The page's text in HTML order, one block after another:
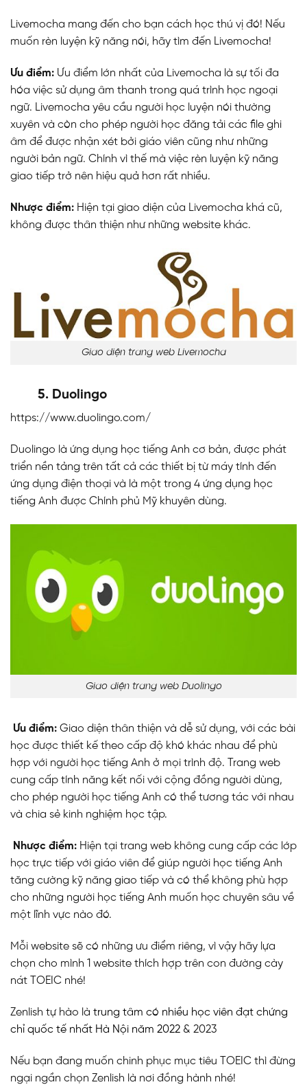
Livemocha mang đến cho bạn cách học thú vị đó! Nếu
muốn rèn luyện kỹ năng nói, hãy tìm đến Livemocha!
Ưu điểm: Ưu điểm lớn nhất của Livemocha là sự tối đa
hóa việc sử dụng âm thanh trong quá trình học ngoại
ngữ. Livemocha yêu cầu người học luyện nói thường
xuyên và còn cho phép người học đăng tải các file ghi
âm để được nhận xét bởi giáo viên cũng như những
người bản ngữ. Chính vì thế mà việc rèn luyện kỹ năng
giao tiếp trở nên hiệu quả hơn rất nhiều.
Nhược điểm: Hiện tại giao diện của Livemocha khá cũ,
không được thân thiện như những website khác.
Giao diện trang web Livemocha
5. Duolingo
https://www.duolingo.com/
Duolingo là ứng dụng học tiếng Anh cơ bản, được phát
triển nền tảng trên tất cả các thiết bị từ máy tính đến
ứng dụng điện thoại và là một trong 4 ứng dụng học
tiếng Anh được Chính phủ Mỹ khuyên dùng.
Giao diện trang web Duolingo
Ưu điểm: Giao diện thân thiện và dễ sử dụng, với các bài
học được thiết kế theo cấp độ khó khác nhau để phù
hợp với người học tiếng Anh ở mọi trình độ. Trang web
cung cấp tính năng kết nối với cộng đồng người dùng,
cho phép người học tiếng Anh có thể tương tác với nhau
và chia sẻ kinh nghiệm học tập.
Nhược điểm: Hiện tại trang web không cung cấp các lớp
học trực tiếp với giáo viên để giúp người học tiếng Anh
tăng cường kỹ năng giao tiếp và có thể không phù hợp
cho những người học tiếng Anh muốn học chuyên sâu về
một lĩnh vực nào đó.
Mỗi website sẽ có những ưu điểm riêng, vì vậy hãy lựa
chọn cho mình 1 website thích hợp trên con đường cày
nát TOEIC nhé!
Zenlish tự hào là trung tâm có nhiều học viên đạt chứng
chỉ quốc tế nhất Hà Nội năm 2022 & 2023
Nếu bạn đang muốn chinh phục mục tiêu TOEIC thì đừng
ngại ngần chọn Zenlish là nơi đồng hành nhé!